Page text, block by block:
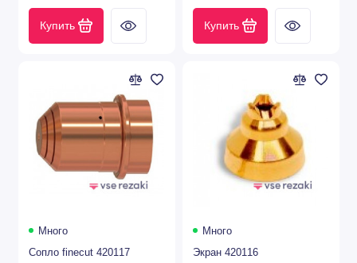
Купить Купить
Много
Сопло finecut 420117
Много
Экран 420116